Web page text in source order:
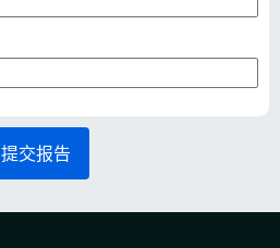
提交报告